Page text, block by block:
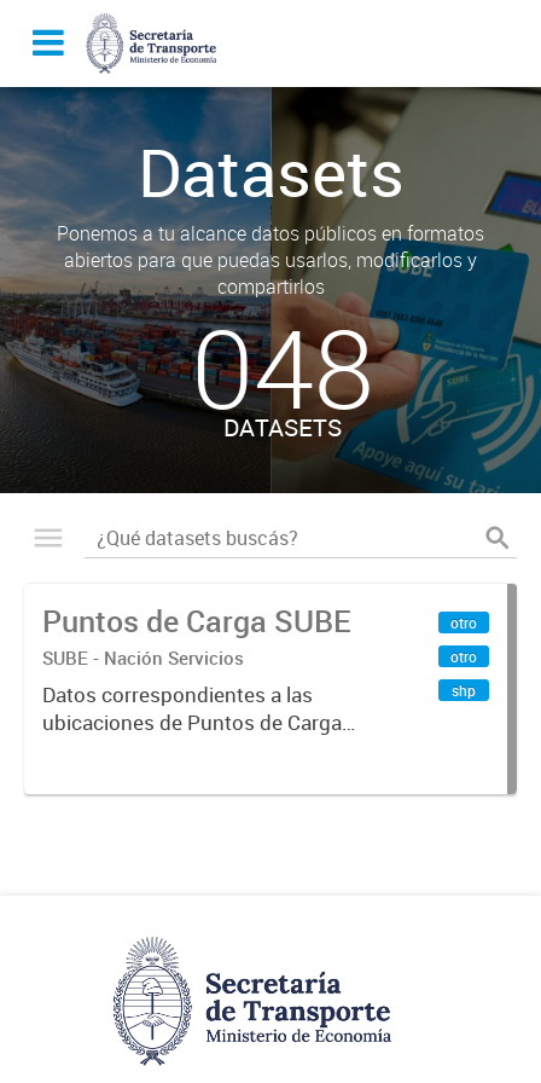
Datasets
Ponemos a tu alcance datos públicos en formatos
abiertos para que puedas usarlos, modificarlos y
compartirlos
048
DATASETS
Puntos de Carga SUBE
SUBE - Nación Servicios
Datos correspondientes a las
ubicaciones de Puntos de Carga
otro
otro
shp